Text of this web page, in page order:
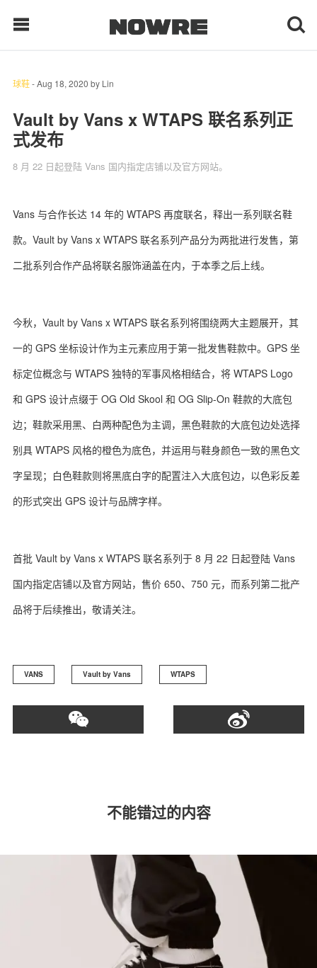
时 尚
球 鞋
生 活
关于我们 联系我们
球鞋-Aug 18, 2020 by Lin
Vault by Vans x WTAPS 联名系列正
式发布
8 月 22 日起登陆 Vans 国内指定店铺以及官方网站。
Vans 与合作长达 14 年的 WTAPS 再度联名，释出一系列联名鞋
款。Vault by Vans x WTAPS 联名系列产品分为两批进行发售，第
二批系列合作产品将联名服饰涵盖在内，于本季之后上线。
今秋，Vault by Vans x WTAPS 联名系列将围绕两大主题展开，其
一的 GPS 坐标设计作为主元素应用于第一批发售鞋款中。GPS 坐
标定位概念与 WTAPS 独特的军事风格相结合，将 WTAPS Logo
和 GPS 设计点缀于 OG Old Skool 和 OG Slip-On 鞋款的大底包
边；鞋款采用黑、白两种配色为主调，黑色鞋款的大底包边处选择
别具 WTAPS 风格的橙色为底色，并运用与鞋身颜色一致的黑色文
字呈现；白色鞋款则将黑底白字的配置注入大底包边，以色彩反差
的形式突出 GPS 设计与品牌字样。
首批 Vault by Vans x WTAPS 联名系列于 8 月 22 日起登陆 Vans
国内指定店铺以及官方网站，售价 650、750 元，而系列第二批产
品将于后续推出，敬请关注。
VANS Vault by Vans WTAPS
不能错过的内容